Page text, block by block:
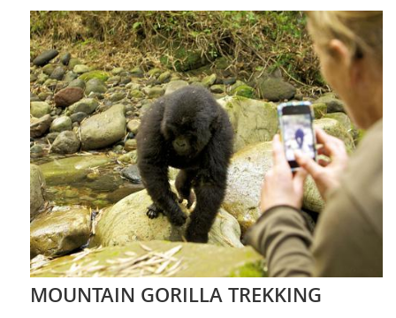
MOUNTAIN GORILLA TREKKING